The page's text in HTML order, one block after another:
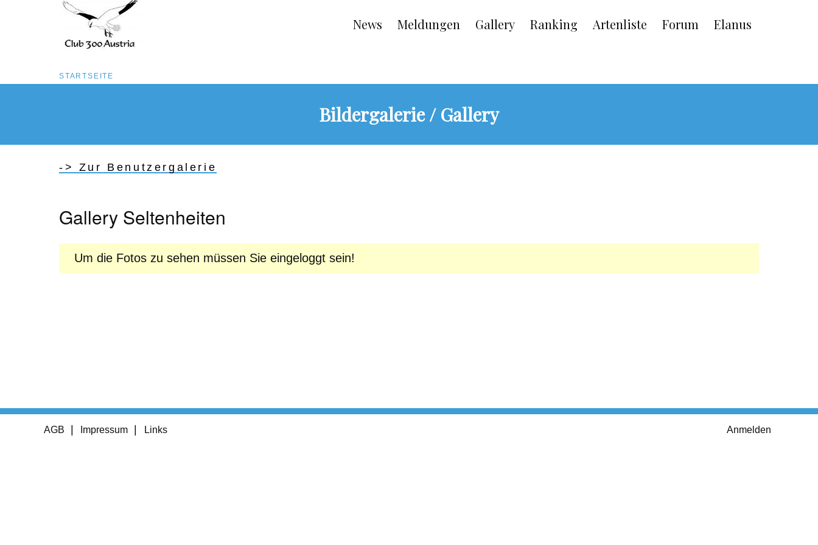
Inhalt
Main
navigation
News Meldungen Gallery Ranking Artenliste Forum Elanus
Pfadnavigation
STARTSEITE
Bildergalerie / Gallery
-> Zur Benutzergalerie
Gallery Seltenheiten
Um die Fotos zu sehen müssen Sie eingeloggt sein!
Footer
AGB Impressum Links Anmelden